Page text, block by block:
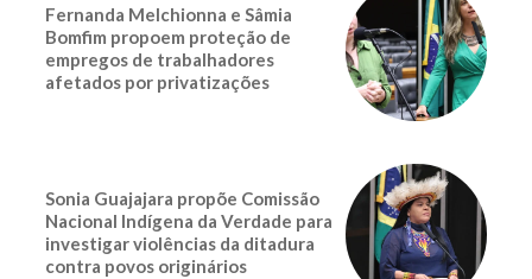
Fernanda Melchionna e Sâmia
Bomfim propoem proteção de
empregos de trabalhadores
afetados por privatizações
Sonia Guajajara propõe Comissão
Nacional Indígena da Verdade para
investigar violências da ditadura
contra povos originários